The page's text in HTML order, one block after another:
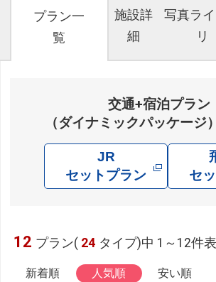
プラン一
覧
施設詳
細
写真ラ
リ
交通+宿泊プラン
（ダイナミックパッケージ
JR
セットプラン
セ
12 プラン( 24 タイプ)中 1～12件
新着順 人気順 安い順